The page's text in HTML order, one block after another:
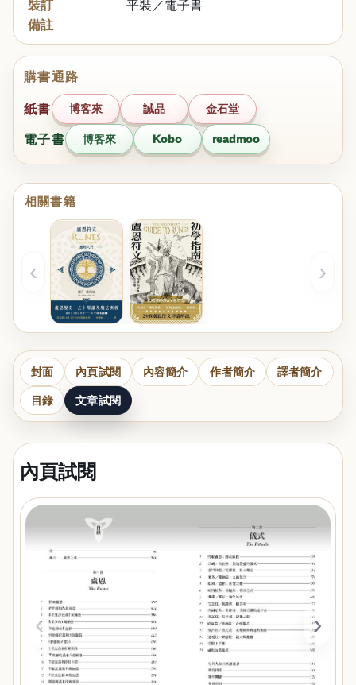
裝訂
平裝／電子書
備註
購書通路
紙書 博客來 誠品 金石堂
電子書 博客來 Kobo readmoo
相關書籍
‹ ›
封面 內頁試閱 內容簡介 作者簡介 譯者簡介
目錄 文章試閱
內頁試閱
‹ ›